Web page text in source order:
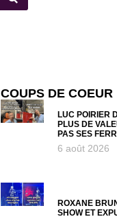
COUPS DE COEUR
LUC POIRIER
PLUS DE
PAS SES
6 août 2026
ROXANE
SHOW ET